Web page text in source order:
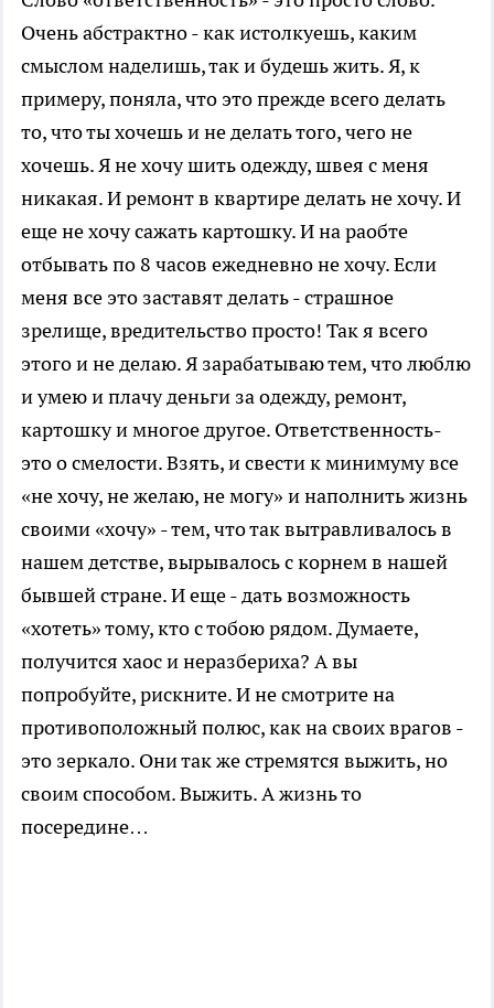
Очень абстрактно - как истолкуешь, каким
смыслом наделишь, так и будешь жить. Я, к
примеру, поняла, что это прежде всего делать
то, что ты хочешь и не делать того, чего не
хочешь. Я не хочу шить одежду, швея с меня
никакая. И ремонт в квартире делать не хочу. И
еще не хочу сажать картошку. И на раобте
отбывать по 8 часов ежедневно не хочу. Если
меня все это заставят делать - страшное
зрелище, вредительство просто! Так я всего
этого и не делаю. Я зарабатываю тем, что люблю
и умею и плачу деньги за одежду, ремонт,
картошку и многое другое. Ответственность-
это о смелости. Взять, и свести к минимуму все
«не хочу, не желаю, не могу» и наполнить жизнь
своими «хочу» - тем, что так вытравливалось в
нашем детстве, вырывалось с корнем в нашей
бывшей стране. И еще - дать возможность
«хотеть» тому, кто с тобою рядом. Думаете,
получится хаос и неразбериха? А вы
попробуйте, рискните. И не смотрите на
противоположный полюс, как на своих врагов -
это зеркало. Они так же стремятся выжить, но
своим способом. Выжить. А жизнь то
посередине…